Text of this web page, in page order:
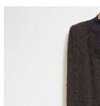
よ